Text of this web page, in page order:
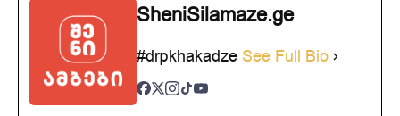
SheniSilamaze.ge
#drpkhakadze See Full Bio